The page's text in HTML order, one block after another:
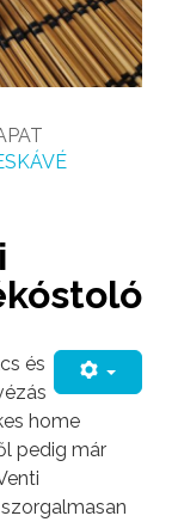
és
home
pedig már